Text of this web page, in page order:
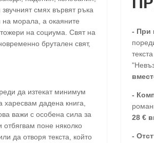
смях вървят ръка
на морала, а окаяните
на социума. Свят на
брутален свят,
да изтекат минимум
харесвам дадена книга,
важи с особена сила за
отбягвам поне няколко
да отворя текста, който
- При
-
28 €
-